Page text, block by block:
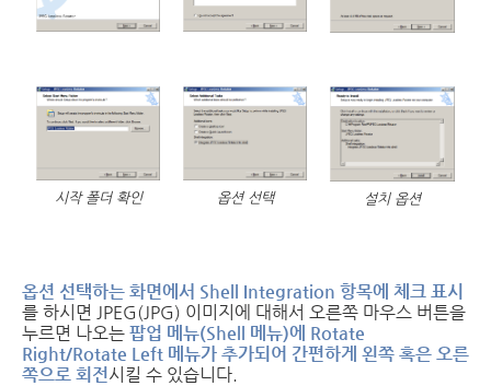
시작 폴더 확인 옵션 선택 설치 옵션
옵션 선택하는 화면에서 Shell Integration 항목에 체크 표시
를 하시면 JPEG(JPG) 이미지에 대해서 오른쪽 마우스 버튼을
누르면 나오는 팝업 메뉴(Shell 메뉴)에 Rotate
Right/Rotate Left 메뉴가 추가되어 간편하게 왼쪽 혹은 오른
쪽으로 회전시킬 수 있습니다.